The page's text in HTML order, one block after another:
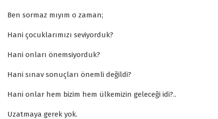
Ben sormaz mıyım o zaman;
Hani çocuklarımızı seviyorduk?
Hani onları önemsiyorduk?
Hani sınav sonuçları önemli değildi?
Hani onlar hem bizim hem ülkemizin geleceği idi?..
Uzatmaya gerek yok.